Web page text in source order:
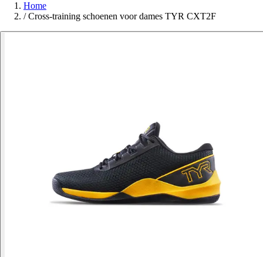
Home
/ Cross-training schoenen voor dames TYR CXT2F